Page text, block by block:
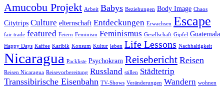
Amucobu Projekt Arbeit Babys Beziehungen Body Image Chaos
Citytrips Culture elternschaft Entdeckungen Erwachsen Escape
fair trade featured Feiern Feminism Feminismus Gesellschaft Gipfel Guatemala
Happy Days Kaffee Karibik Konsum Kultur leben Life Lessons Nachhaltigkeit
Nicaragua Packliste Psychokram Reisebericht Reisen
Reisen Nicaragua Reisevorbereitung Russland stillen Städtetrip
Transsibirische Eisenbahn TV-Shows Veränderungen Wandern wohnen